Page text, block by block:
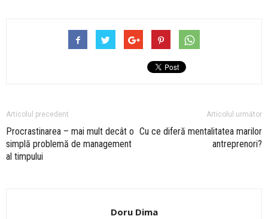
Articolul precedent
Procrastinarea – mai mult decât o
simplă problemă de management
al timpului
Articolul următor
Cu ce diferă mentalitatea marilor
antreprenori?
Doru Dima